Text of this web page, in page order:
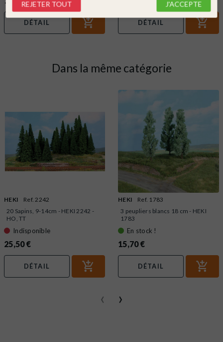
DÉTAIL DÉTAIL
Dans la même catégorie
HEKI
Ref. 2242
20 Sapins, 9-14cm - HEKI 2242 -
HO, TT
Indisponible
25,50 €
DÉTAIL
HEKI
Ref. 1783
3 peupliers blancs 18 cm - HEKI
1783
En stock !
15,70 €
DÉTAIL
‹ ›
REJETER TOUT J'ACCEPTE